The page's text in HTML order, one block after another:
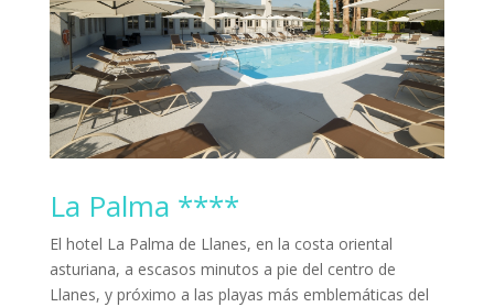
La Palma ****
El hotel La Palma de Llanes, en la costa oriental
asturiana, a escasos minutos a pie del centro de
Llanes, y próximo a las playas más emblemáticas del